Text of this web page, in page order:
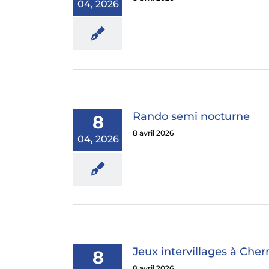
04, 2026
8
04, 2026
Rando semi nocturne
8 avril 2026
8 Jeux intervillages à